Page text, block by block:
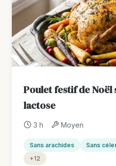
Poulet festif de Noël
lactose
3 h Moyen
Sans arachides Sans
+12